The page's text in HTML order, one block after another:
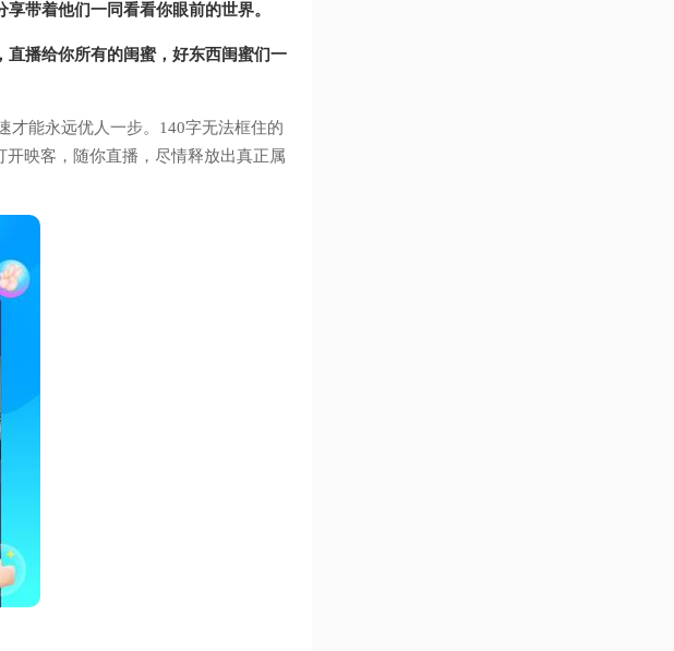
带着他们一同看看你眼前的世界。
直播给你所有的闺蜜，好东西闺蜜们一
才能永远优人一步。140字无法框住的
开映客，随你直播，尽情释放出真正属